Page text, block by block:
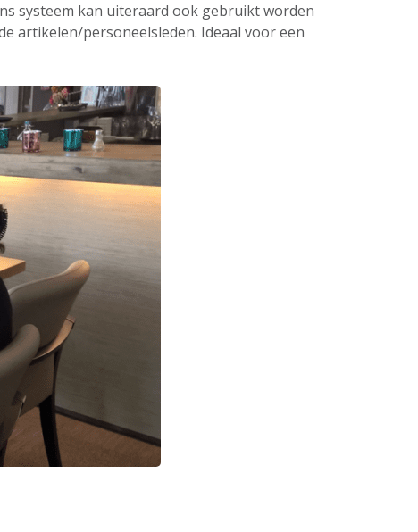
systeem kan uiteraard ook gebruikt worden
artikelen/personeelsleden. Ideaal voor een